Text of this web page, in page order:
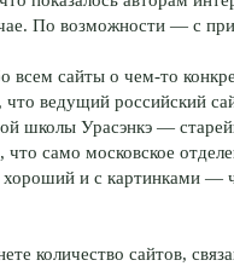
По возможности — с
всем сайты о чем-то
ведущий российский
школы Урасэнкэ —
само московское
и с картинками —
количество сайтов,